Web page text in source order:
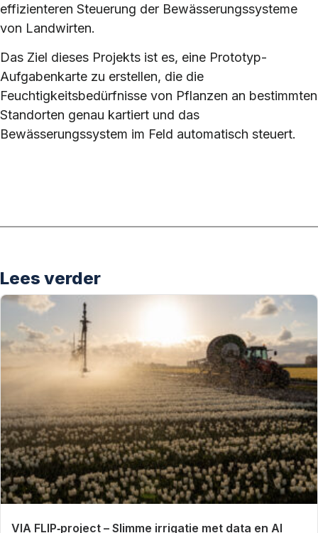
effizienteren Steuerung der Bewässerungssysteme
von Landwirten.
Das Ziel dieses Projekts ist es, eine Prototyp-
Aufgabenkarte zu erstellen, die die
Feuchtigkeitsbedürfnisse von Pflanzen an bestimmten
Standorten genau kartiert und das
Bewässerungssystem im Feld automatisch steuert.
Lees verder
VIA FLIP‑project – Slimme irrigatie met data en AI